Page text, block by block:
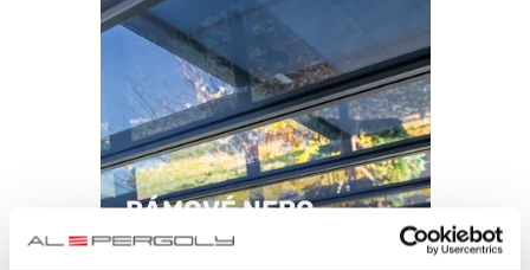
RÁMOVÉ NEBO
BEZRÁMOVÉ